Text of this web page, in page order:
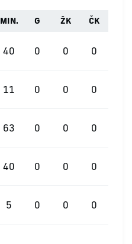
MIN. G ŽK ČK
40 0 0 0
11 0 0 0
63 0 0 0
40 0 0 0
5 0 0 0